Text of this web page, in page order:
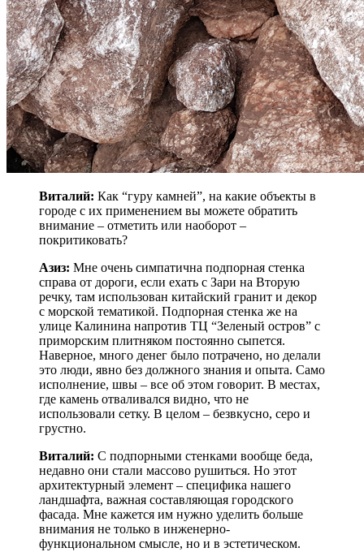
Виталий: Как “гуру камней”, на какие объекты в
городе с их применением вы можете обратить
внимание – отметить или наоборот –
покритиковать?
Азиз: Мне очень симпатична подпорная стенка
справа от дороги, если ехать с Зари на Вторую
речку, там использован китайский гранит и декор
с морской тематикой. Подпорная стенка же на
улице Калинина напротив ТЦ “Зеленый остров” с
приморским плитняком постоянно сыпется.
Наверное, много денег было потрачено, но делали
это люди, явно без должного знания и опыта. Само
исполнение, швы – все об этом говорит. В местах,
где камень отваливался видно, что не
использовали сетку. В целом – безвкусно, серо и
грустно.
Виталий: С подпорными стенками вообще беда,
недавно они стали массово рушиться. Но этот
архитектурный элемент – специфика нашего
ландшафта, важная составляющая городского
фасада. Мне кажется им нужно уделить больше
внимания не только в инженерно-
функциональном смысле, но и в эстетическом.